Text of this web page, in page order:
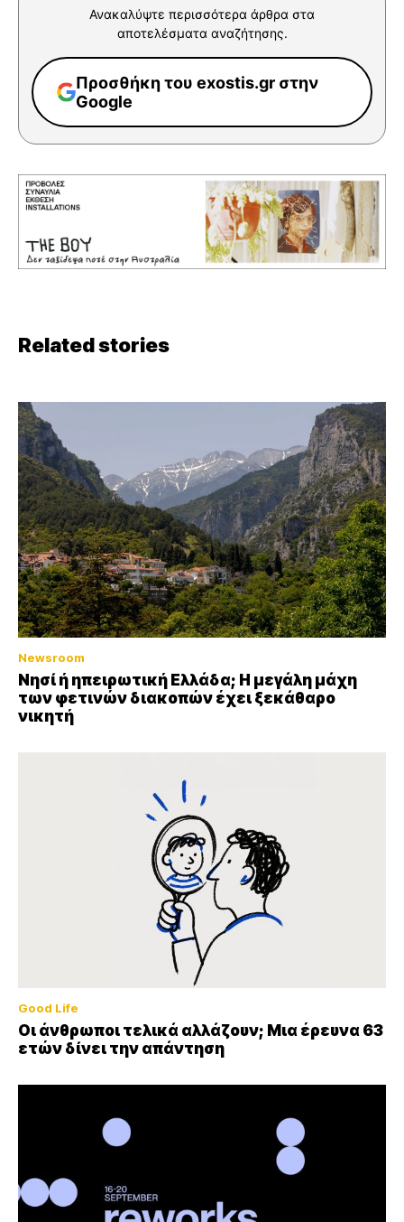
Ανακαλύψτε περισσότερα άρθρα στα
αποτελέσματα αναζήτησης.
Προσθήκη του exostis.gr στην
Google
Related stories
Newsroom
Νησί ή ηπειρωτική Ελλάδα; Η μεγάλη μάχη
των φετινών διακοπών έχει ξεκάθαρο
νικητή
Good Life
Οι άνθρωποι τελικά αλλάζουν; Μια έρευνα 63
ετών δίνει την απάντηση